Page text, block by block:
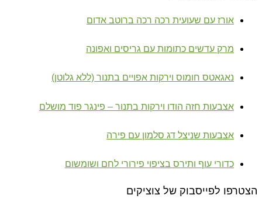
אורז עם שעועית רכה רכה ברוטב אדום
מרק עדשים כתומות עם גריסים ואפונה
נאגאטס חומוס וירקות אפויים בתנור (ללא גלוטן)
אצבעות חזה הודו וירקות בתנור – פינגר פוד מושלם
אצבעות שניצל דג סלמון עם פירה
כדורי עוף ותירס בציפוי פירורי לחם ושומשום
הצטרפו לפייסבוק של צוציקים